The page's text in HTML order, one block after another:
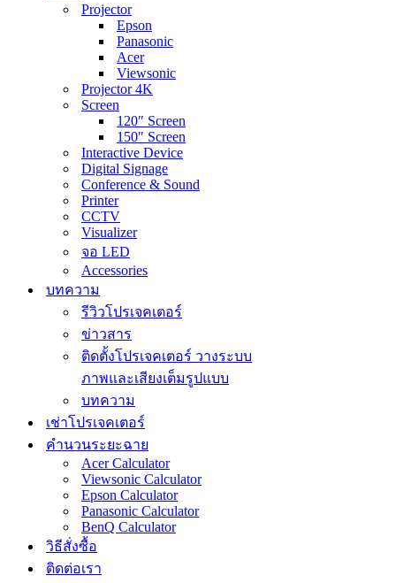
Projector
Epson
Panasonic
Acer
Viewsonic
Projector 4K
Screen
120″ Screen
150″ Screen
Interactive Device
Digital Signage
Conference & Sound
Printer
CCTV
Visualizer
จอ LED
Accessories
บทความ
รีวิวโปรเจคเตอร์
ข่าวสาร
ติดตั้งโปรเจคเตอร์ วางระบบ
ภาพและเสียงเต็มรูปแบบ
บทความ
เช่าโปรเจคเตอร์
คำนวนระยะฉาย
Acer Calculator
Viewsonic Calculator
Epson Calculator
Panasonic Calculator
BenQ Calculator
วิธีสั่งซื้อ
ติดต่อเรา